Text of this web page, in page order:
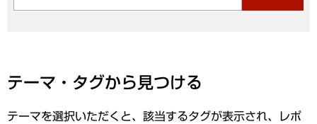
テーマ・タグから見つける
テーマを選択いただくと、該当するタグが表示され、レポ